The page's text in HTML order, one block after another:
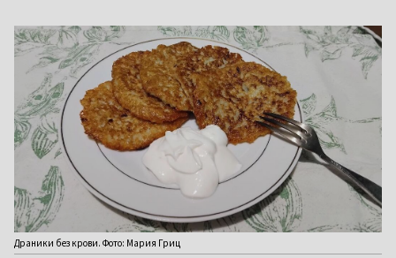
Драники без крови. Фото: Мария Гриц